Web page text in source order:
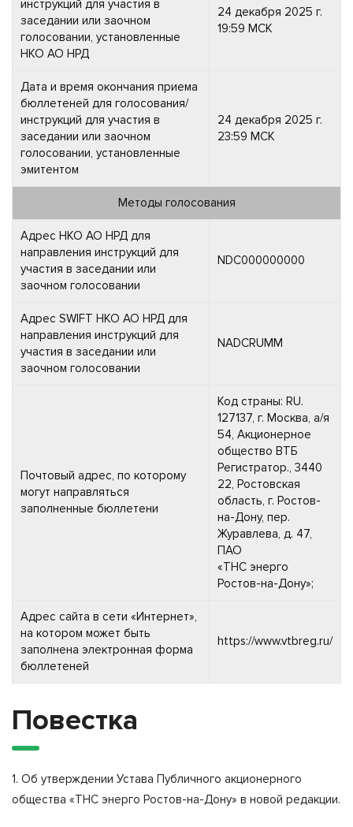
инструкций для участия в
заседании или заочном
голосовании, установленные
НКО АО НРД
24 декабря 2025 г.
19:59 МСК
Дата и время окончания приема
бюллетеней для голосования/
инструкций для участия в
заседании или заочном
голосовании, установленные
эмитентом
24 декабря 2025 г.
23:59 МСК
Методы голосования
Адрес НКО АО НРД для
направления инструкций для
участия в заседании или
заочном голосовании
NDC000000000
Адрес SWIFT НКО АО НРД для
направления инструкций для
участия в заседании или
заочном голосовании
NADCRUMM
Почтовый адрес, по которому
могут направляться
заполненные бюллетени
Код страны: RU.
127137, г. Москва, а/я
54, Акционерное
общество ВТБ
Регистратор., 3440
22, Ростовская
область, г. Ростов-
на-Дону, пер.
Журавлева, д. 47,
ПАО
«ТНС энерго
Ростов-на-Дону»;
Адрес сайта в сети «Интернет»,
на котором может быть
заполнена электронная форма
бюллетеней
https://www.vtbreg.ru/
Повестка
1. Об утверждении Устава Публичного акционерного
общества «ТНС энерго Ростов-на-Дону» в новой редакции.